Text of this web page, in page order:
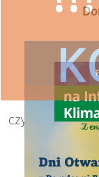
czytaj więcej